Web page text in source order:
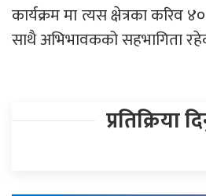
कार्यक्रम मा त्यस क्षेत्रका करिव
साथै अभिभावकको सहभागिता
प्रतिक्रिया